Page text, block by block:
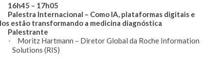
– 17h05
Internacional – Como IA, plataformas digitais e
estão transformando a medicina diagnóstica
·
Moritz Hartmann – Diretor Global da Roche Information
Solutions (RIS)